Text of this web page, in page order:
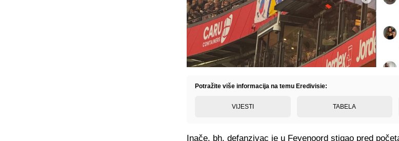
Potražite više informacija na temu Eredivisie:
VIJESTI TABELA
Inače, bh. defanzivac je u Feyenoord stigao pred